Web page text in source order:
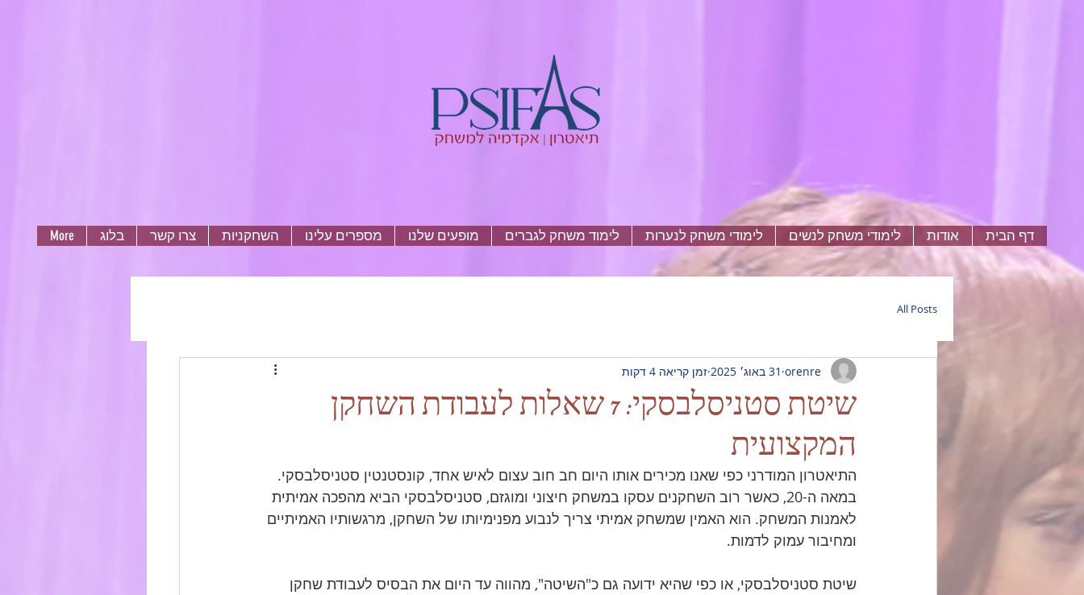
דף הבית אודות לימודי משחק לנשים לימודי משחק לנערות לימוד משחק לגברים מופעים שלנו מספרים עלינו השחקניות צרו קשר בלוג More
All Posts
שיטת סטניסלבסקי: 7 שאלות לעבודת השחקן
המקצועית
orenre 31 באוג׳ 2025 זמן קריאה 4 דקות
התיאטרון המודרני כפי שאנו מכירים אותו היום חב חוב עצום לאיש אחד, קונסטנטין סטניסלבסקי.
במאה ה-20, כאשר רוב השחקנים עסקו במשחק חיצוני ומוגזם, סטניסלבסקי הביא מהפכה אמיתית
לאמנות המשחק. הוא האמין שמשחק אמיתי צריך לנבוע מפנימיותו של השחקן, מרגשותיו האמיתיים
ומחיבור עמוק לדמות.
שיטת סטניסלבסקי, או כפי שהיא ידועה גם כ"השיטה", מהווה עד היום את הבסיס לעבודת שחקן